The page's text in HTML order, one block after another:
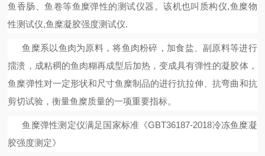
鱼香肠、鱼卷等鱼糜弹性的测试仪器。该机也叫质构仪,鱼糜物
性测试仪,鱼糜凝胶强度测试仪.
鱼糜系以鱼肉为原料，将鱼肉粉碎，加食盐、副原料等进行
擂溃，成粘稠的鱼肉糊再成型后加热，变成具有弹性的凝胶体，
鱼糜弹性对一定形状和尺寸鱼糜制品的进行抗拉伸、抗弯曲和抗
剪切试验，衡量鱼糜质量的一项重要指标。
鱼糜弹性测定仪满足国家标准《GBT36187-2018冷冻鱼糜凝
胶强度测定》